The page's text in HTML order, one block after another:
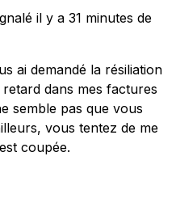
il y a 31 minutes de
ai demandé la résiliation
dans mes factures
semble pas que vous
vous tentez de me
coupée.